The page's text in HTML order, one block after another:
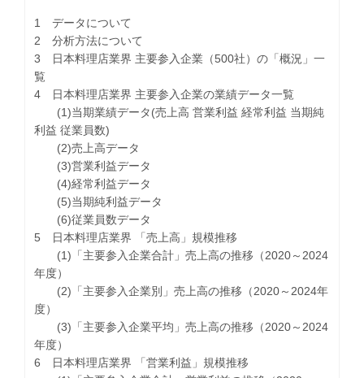
1 データについて
2 分析方法について
3 日本料理店業界 主要参入企業（500社）の「概況」一
覧
4 日本料理店業界 主要参入企業の業績データ一覧
(1)当期業績データ(売上高 営業利益 経常利益 当期純
利益 従業員数)
(2)売上高データ
(3)営業利益データ
(4)経常利益データ
(5)当期純利益データ
(6)従業員数データ
5 日本料理店業界 「売上高」規模推移
(1)「主要参入企業合計」売上高の推移（2020～2024
年度）
(2)「主要参入企業別」売上高の推移（2020～2024年
度）
(3)「主要参入企業平均」売上高の推移（2020～2024
年度）
6 日本料理店業界 「営業利益」規模推移